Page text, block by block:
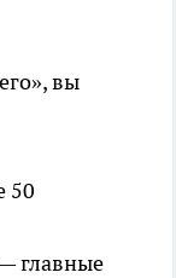
вы
50
главные